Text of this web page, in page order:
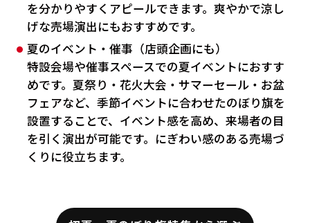
を分かりやすくアピールできます。爽やかで涼し
げな売場演出にもおすすめです。
夏のイベント・催事（店頭企画にも）
特設会場や催事スペースでの夏イベントにおすす
めです。夏祭り・花火大会・サマーセール・お盆
フェアなど、季節イベントに合わせたのぼり旗を
設置することで、イベント感を高め、来場者の目
を引く演出が可能です。にぎわい感のある売場づ
くりに役立ちます。